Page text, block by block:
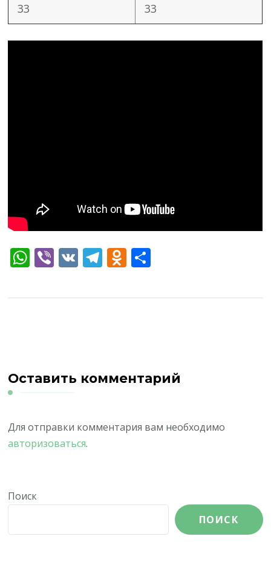
33 33
WhatsApp
Viber
VKTelegram
Odnoklassniki
Оставить комментарий
Для отправки комментария вам необходимо
авторизоваться.
Поиск
ПОИСК